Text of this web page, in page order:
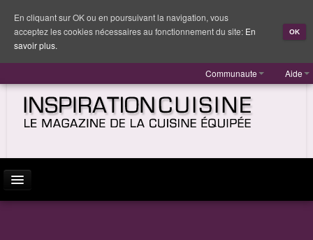
Communaute Aide
En cliquant sur OK ou en poursuivant la navigation, vous
acceptez les cookies nécessaires au fonctionnement du site: En
savoir plus.
OK